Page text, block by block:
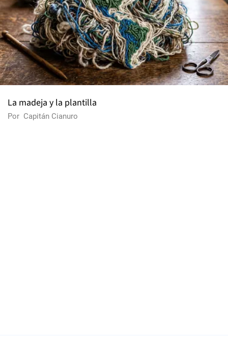
La madeja y la plantilla
Por Capitán Cianuro